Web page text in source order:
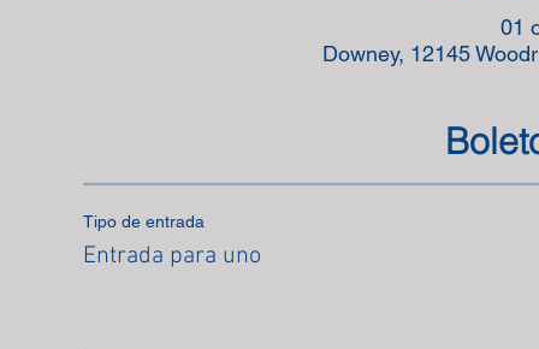
01
Downey, 12145
Tipo de entrada
Entrada para uno